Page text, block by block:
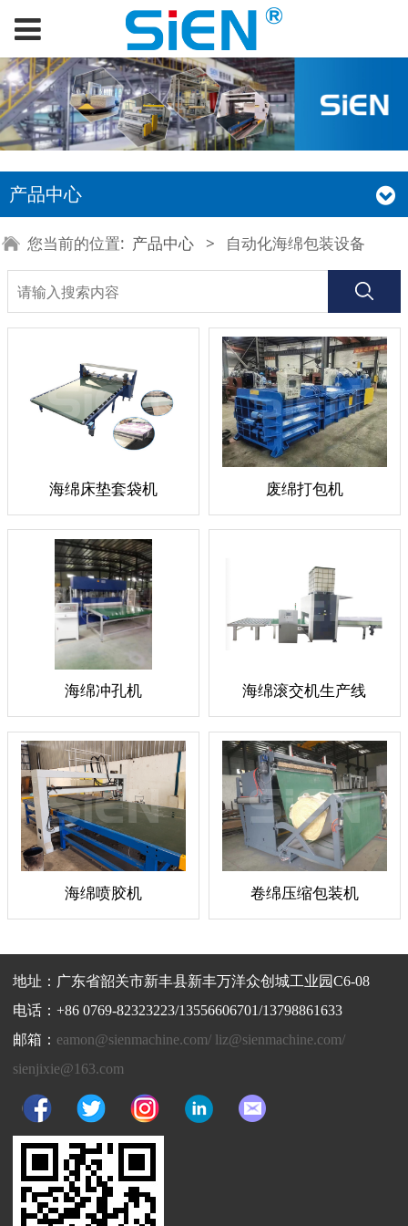
产品中心
您当前的位置: 产品中心 > 自动化海绵包装设备
海绵床垫套袋机 废绵打包机
海绵冲孔机 海绵滚交机生产线
海绵喷胶机 卷绵压缩包装机
地址：广东省韶关市新丰县新丰万洋众创城工业园C6-08
电话：+86 0769-82323223/13556606701/13798861633
邮箱： eamon@sienmachine.com/ liz@sienmachine.com/
sienjixie@163.com